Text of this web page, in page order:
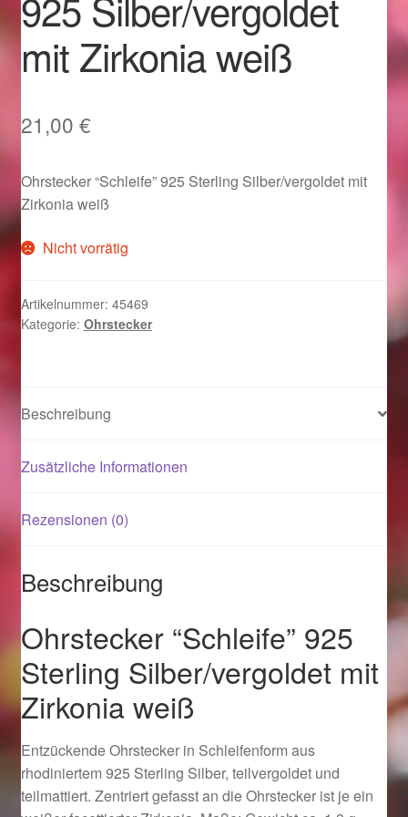
Im Gedenken an
Impressum
Karneval 2015 – Schmuck zu Fasching & Co.
Karneval 2020 – Schmuck zu Fasching & Co.
Kasse
Liefer- und Versandkosten
Magisches und Festliches zu Halloween
Logout
Ostergeschenke finden für Ostern 2015
Ostergeschenke finden für Ostern 2016
Ostergeschenke finden für Ostern 2017
Ostergeschenke finden für Ostern 2018
mit Zirkonia weiß
21,00 €
Ohrstecker “Schleife” 925 Sterling Silber/vergoldet mit
Zirkonia weiß
Nicht vorrätig
Artikelnummer: 45469
Kategorie: Ohrstecker
Beschreibung
Zusätzliche Informationen
Rezensionen (0)
Beschreibung
Ohrstecker “Schleife” 925
Sterling Silber/vergoldet mit
Zirkonia weiß
Entzückende Ohrstecker in Schleifenform aus
rhodiniertem 925 Sterling Silber, teilvergoldet und
teilmattiert. Zentriert gefasst an die Ohrstecker ist je ein